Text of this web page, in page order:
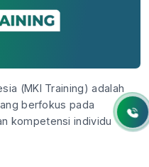
(MKI Training) adalah
berfokus pada
kompetensi individu